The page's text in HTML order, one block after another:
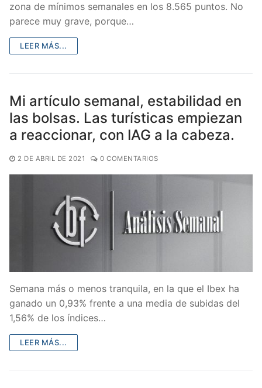
zona de mínimos semanales en los 8.565 puntos. No
parece muy grave, porque…
LEER MÁS...
Mi artículo semanal, estabilidad en
las bolsas. Las turísticas empiezan
a reaccionar, con IAG a la cabeza.
2 DE ABRIL DE 2021 0 COMENTARIOS
Semana más o menos tranquila, en la que el Ibex ha
ganado un 0,93% frente a una media de subidas del
1,56% de los índices…
LEER MÁS...